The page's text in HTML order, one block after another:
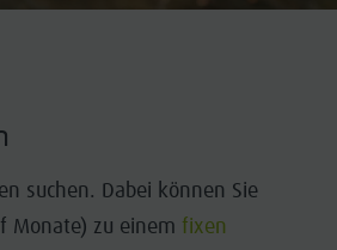
suchen. Dabei können Sie
Monate) zu einem fixen